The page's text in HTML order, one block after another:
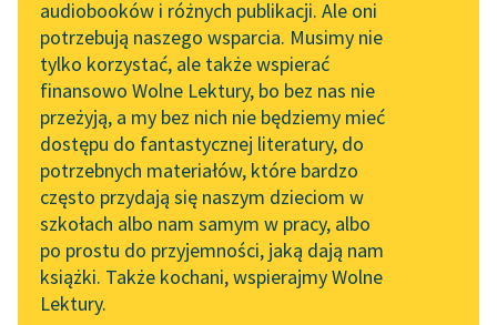
Spotkanie z Katarzyną
Tunkiel w Oslo
Wolne Lektury na 32.
Pol’and’Rock Festivalu
„Kochanek Lady
Chatterley” do słuchania
na Wolnych Lekturach
Nowy audiobook –
„Marzenie o Oriencie”
Przewodnik dla piszących i
czytających
API
OAI-PMH
Widget Wolnych Lektur
Przypisy
audiobooków i różnych publikacji. Ale oni
potrzebują naszego wsparcia. Musimy nie
tylko korzystać, ale także wspierać
finansowo Wolne Lektury, bo bez nas nie
przeżyją, a my bez nich nie będziemy mieć
dostępu do fantastycznej literatury, do
potrzebnych materiałów, które bardzo
często przydają się naszym dzieciom w
szkołach albo nam samym w pracy, albo
po prostu do przyjemności, jaką dają nam
książki. Także kochani, wspierajmy Wolne
Lektury.
Branka
Tam blask widny przez
opary,
W oknach dworku
światło mruga,
Gdzie pan mieszka,
siwy, stary...
Czytaj więcej